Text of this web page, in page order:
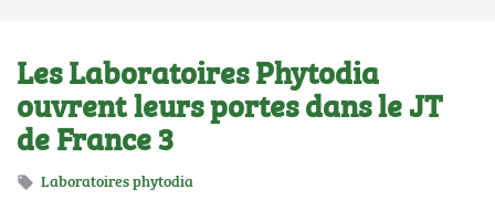
Les Laboratoires Phytodia
ouvrent leurs portes dans le JT
de France 3
 Laboratoires phytodia